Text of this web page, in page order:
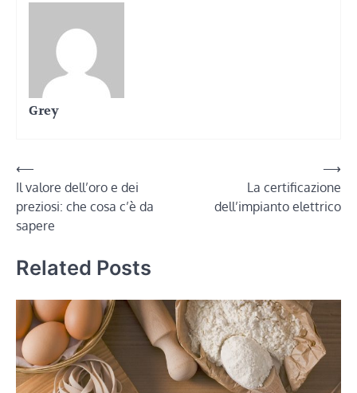
Grey
Navigazione
articoli
⟵
Il valore dell’oro e dei
preziosi: che cosa c’è da
sapere
La certificazione
dell’impianto elettrico
⟶
Related Posts